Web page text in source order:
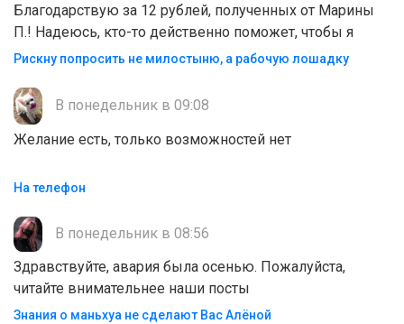
Благодарствую за 12 рублей, полученных от Марины
П.! Надеюсь, кто-то действенно поможет, чтобы я
Рискну попросить не милостыню, а рабочую лошадку
В понедельник в 09:08
Желание есть, только возможностей нет
На телефон
В понедельник в 08:56
Здравствуйте, авария была осенью. Пожалуйста,
читайте внимательнее наши посты
Знания о маньхуа не сделают Вас Алëной